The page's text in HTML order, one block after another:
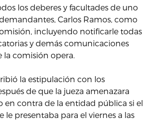
los deberes y facultades de uno
Carlos Ramos, como
incluyendo notificarle todas
y demás comunicaciones
comisión opera.
la estipulación con los
de que la jueza amenazara
en contra de la entidad pública si el
presentaba para el viernes a las